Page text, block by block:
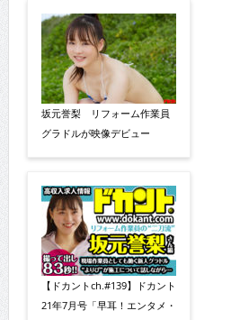
坂元誉梨 リフォーム作業員
グラドルが映像デビュー
【ドカントch.#139】ドカント
21年7月号「早耳！エンタメ・